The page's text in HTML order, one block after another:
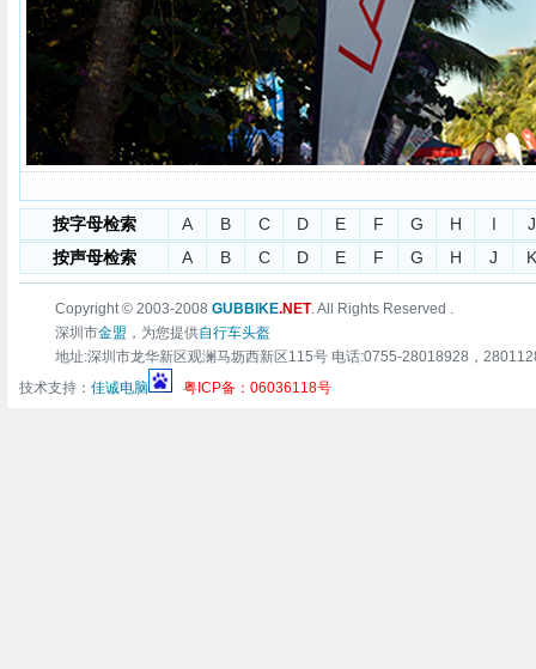
按字母检索 A B C D E F G H I
J
按声母检索
A B C D E F G H J K
Copyright © 2003-2008 GUBBIKE.NET. All Rights Reserved .
深圳市金盟 ，为您提供自行车头盔
地址:深圳市龙华新区观澜马坜西新区115号 电话:0755-28018928，
技术支持： 佳诚电脑 粤ICP备：06036118号